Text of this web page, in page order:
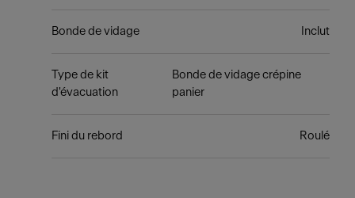
Bonde de vidage Inclut
Type de kit
d'évacuation
Bonde de vidage crépine
panier
Fini du rebord Roulé